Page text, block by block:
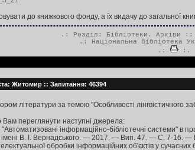
до книжкового фонду, а їх видачу до загальної
.: Розділ: Бібліотеки. Архіви ::
.: Національна бібліотека
.:
:.
Житомир :: Запитання: 46394
літератури за темою "Особливості лінгвістичного
переглянути наступні джерела:
інформаційно-бібліотечні системи" в
імені В. І. Вернадського. — 2017. — Вип. 47. — С. 7-16.
обробки інформаційних об'єктів у